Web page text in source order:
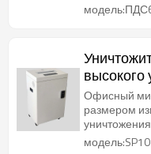
высокого
пользы
микро-
Офисный
размером
личности и